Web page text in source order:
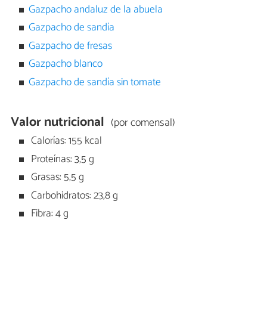
Gazpacho andaluz de la abuela
Gazpacho de sandía
Gazpacho de fresas
Gazpacho blanco
Gazpacho de sandía sin tomate
Valor nutricional (por comensal)
Calorías: 155 kcal
Proteínas: 3,5 g
Grasas: 5,5 g
Carbohidratos: 23,8 g
Fibra: 4 g